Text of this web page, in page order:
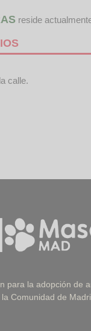
reside
calle.
para la adopción de
la Comunidad de